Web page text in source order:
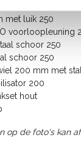
75-28-7
met luik 250
voorloopleuning
schoor 250
schoor 250
200 mm met
200
hout
op de foto's kan